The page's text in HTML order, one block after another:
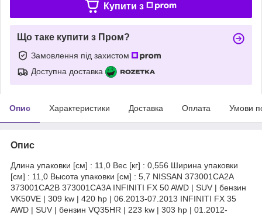
Купити з
Що таке купити з Пром?
Замовлення під захистом
Доступна доставка
Опис Характеристики Доставка Оплата Умови
Опис
Длина упаковки [см] : 11,0 Вес [кг] : 0,556 Ширина упаковки
[см] : 11,0 Высота упаковки [см] : 5,7 NISSAN 373001CA2A
373001CA2B 373001CA3A INFINITI FX 50 AWD | SUV | бензин
VK50VE | 309 kw | 420 hp | 06.2013-07.2013 INFINITI FX 35
AWD | SUV | бензин VQ35HR | 223 kw | 303 hp | 01.2012-